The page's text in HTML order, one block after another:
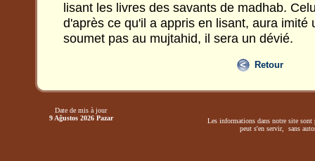
lisant les livres des savants de madhab.
d'après ce qu'il a appris en lisant, aura imité
soumet pas au mujtahid, il sera un dévié.
Retour
Date de mis à jour
9 Ağustos 2026 Pazar
Les informations dans notre site
peut s'en servir, sans